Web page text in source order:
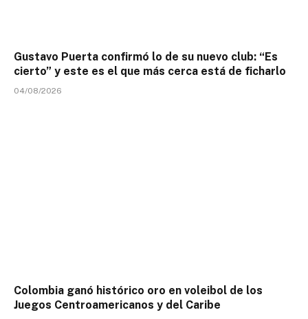
Gustavo Puerta confirmó lo de su nuevo club: “Es
cierto” y este es el que más cerca está de ficharlo
04/08/2026
Colombia ganó histórico oro en voleibol de los
Juegos Centroamericanos y del Caribe